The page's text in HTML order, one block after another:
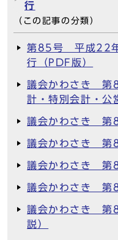
行
（この記事の分類）
第85号 平成22
行（PDF版）
議会かわさき 第
計・特別会計・公
議会かわさき 第
議会かわさき 第
議会かわさき 第
議会かわさき 第
議会かわさき 第
説）